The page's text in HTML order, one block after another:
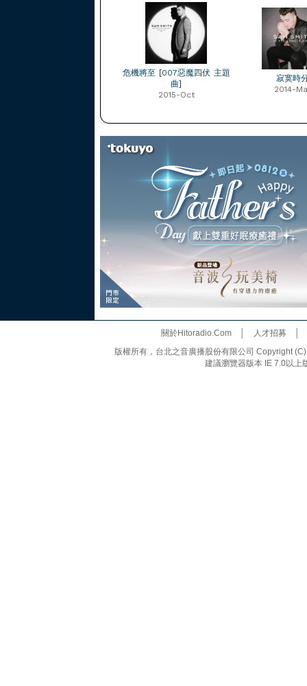
危機將至 [007惡魔四伏 主題
曲]
2015-Oct
寂寞時
2014-
關於Hitoradio.Com│ 人才招募
版權所有，台北之音廣播股份有限公司 Copyright
建議瀏覽器版本 IE 7.0以上